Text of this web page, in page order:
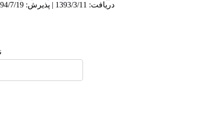
دریافت: 1393/3/11 | پذیرش: 1394/7/19 | انتشار: 1395/10/25